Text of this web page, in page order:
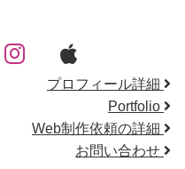
プロフィール詳細
Portfolio
Web制作依頼の詳細
お問い合わせ